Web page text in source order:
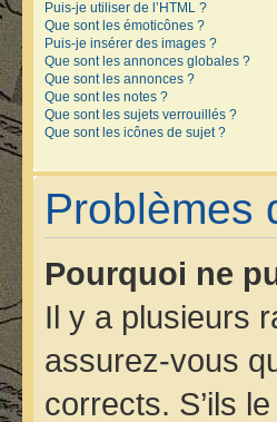
Puis-je utiliser de l’HTML ?
Que sont les émoticônes ?
Puis-je insérer des images ?
Que sont les annonces globales ?
Que sont les annonces ?
Que sont les notes ?
Que sont les sujets verrouillés ?
Que sont les icônes de sujet ?
Problèmes
Pourquoi ne
Il y a plusieurs
assurez-vous
corrects. S’ils